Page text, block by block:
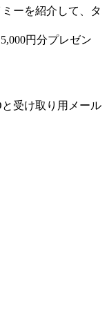
ーを紹介して、タ
円分プレゼン
受け取り用メール